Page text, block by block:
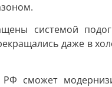
системой
даже в
сможет